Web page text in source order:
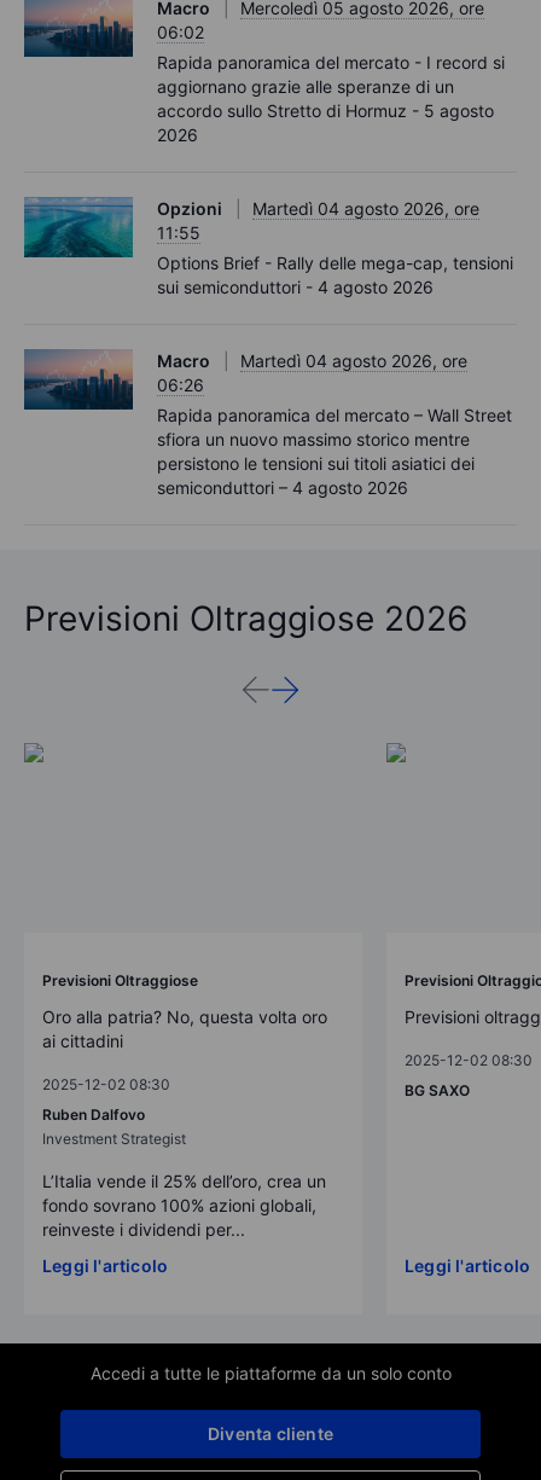
Macro
Mercoledì 05 agosto 2026, ore
06:02
Rapida panoramica del mercato - I record si
aggiornano grazie alle speranze di un
accordo sullo Stretto di Hormuz - 5 agosto
2026
Opzioni
Martedì 04 agosto 2026, ore
11:55
Options Brief - Rally delle mega-cap, tensioni
sui semiconduttori - 4 agosto 2026
Macro
Martedì 04 agosto 2026, ore
06:26
Rapida panoramica del mercato – Wall Street
sfiora un nuovo massimo storico mentre
persistono le tensioni sui titoli asiatici dei
semiconduttori – 4 agosto 2026
Previsioni Oltraggiose 2026
Previsioni Oltraggiose
Oro alla patria? No, questa volta oro
ai cittadini
2025-12-02 08:30
Ruben Dalfovo
Investment Strategist
L’Italia vende il 25% dell’oro, crea un
fondo sovrano 100% azioni globali,
reinveste i dividendi per...
Leggi l'articolo
Previsioni
Previsioni
2025-12-02 08:30
BG SAXO
Leggi l'articolo
Accedi a tutte le piattaforme da un solo conto
Diventa cliente